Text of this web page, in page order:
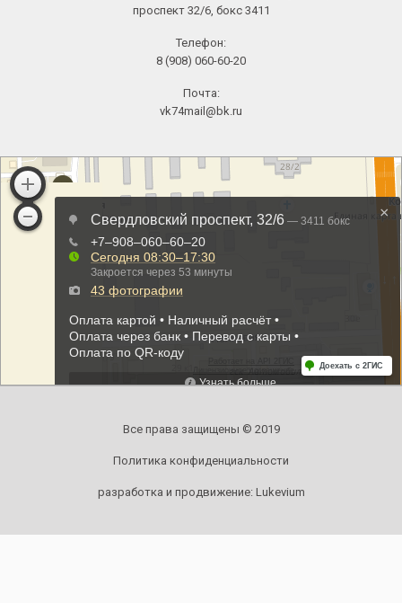
проспект 32/6, бокс 3411
Телефон:
8 (908) 060-60-20
Почта:
vk74mail@bk.ru
Все права защищены © 2019
Политика конфиденциальности
разработка и продвижение: Lukevium